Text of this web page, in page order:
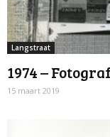
Langstraat
1974 –
15 maart 2019